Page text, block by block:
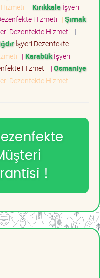
| Kırıkkaleİşyeri
Hizmeti | Şırnak
Dezenfekte Hizmeti |
İşyeri Dezenfekte
| Karabükİşyeri
Hizmeti | Osmaniye
Dezenfekte Hizmeti
!